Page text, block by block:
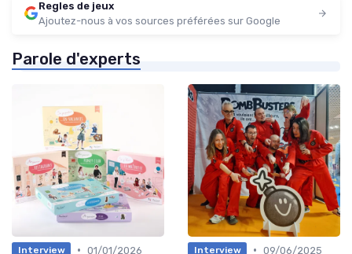
Regles de jeux
Ajoutez-nous à vos sources préférées sur Google
Parole d'experts
Interview • 01/01/2026
Interview • 09/06/2025